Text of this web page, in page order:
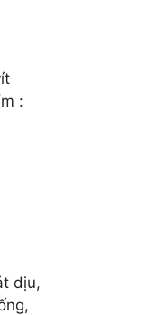
:
dịu,